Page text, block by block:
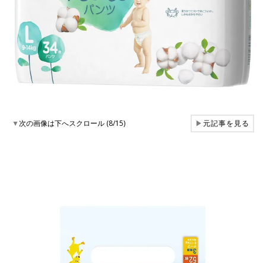
▼次の画像は下へスクロール (8/15) ▶元記事を見る